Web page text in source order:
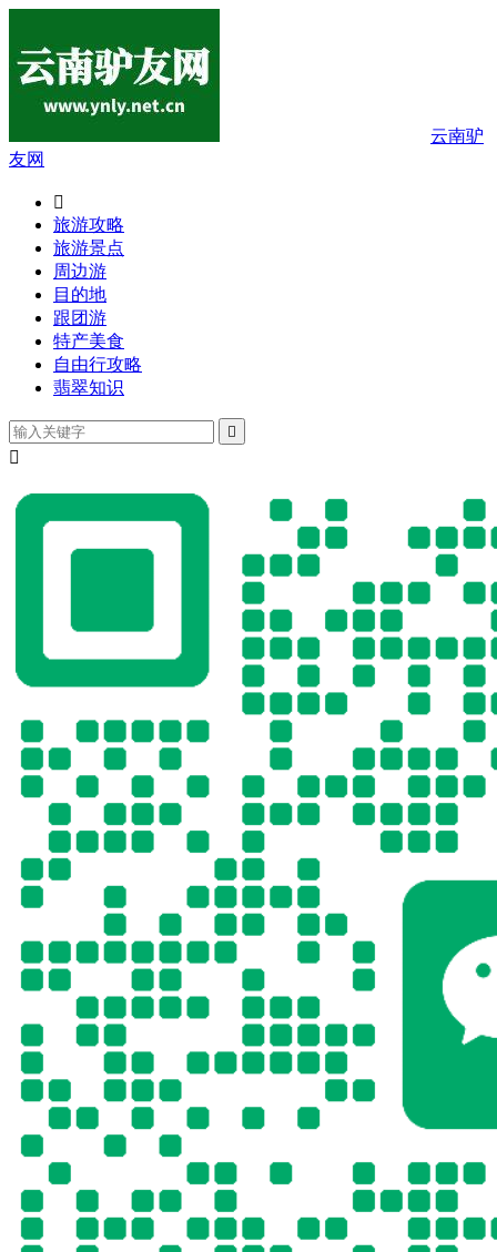
云南驴
友网

旅游攻略
旅游景点
周边游
目的地
跟团游
特产美食
自由行攻略
翡翠知识

